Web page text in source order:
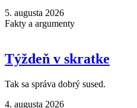
5. augusta 2026
Fakty a argumenty
Týždeň v skratke
Tak sa správa dobrý sused.
4. augusta 2026